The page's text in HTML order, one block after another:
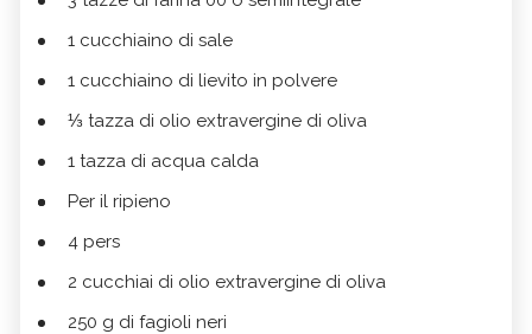
1 cucchiaino di sale
1 cucchiaino di lievito in polvere
⅓ tazza di olio extravergine di oliva
1 tazza di acqua calda
Per il ripieno
4 pers
2 cucchiai di olio extravergine di oliva
250 g di fagioli neri